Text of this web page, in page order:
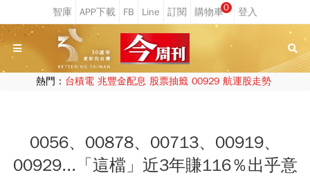
0
熱門： 台積電 兆豐金配息 股票抽籤 00929 航運股走勢
0056、00878、00713、00919、
00929...「這檔」近3年賺116％出乎意